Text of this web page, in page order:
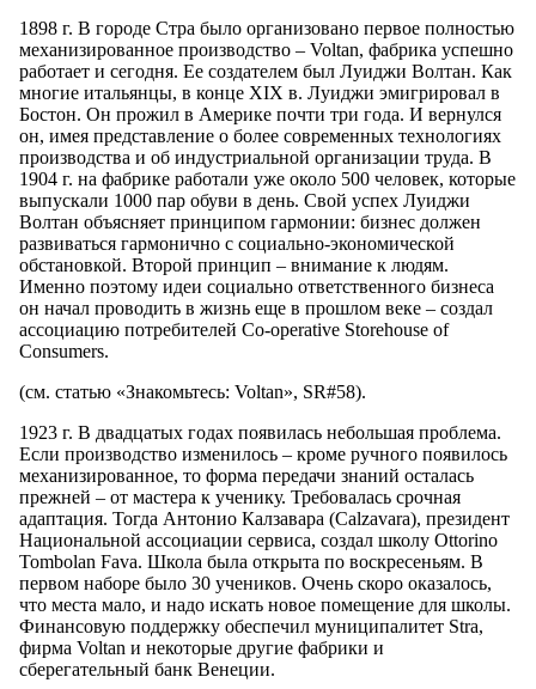
1898 г. В городе Стра было организовано первое полностью
механизированное производство – Voltan, фабрика успешно
работает и сегодня. Ее создателем был Луиджи Волтан. Как
многие итальянцы, в конце XIX в. Луиджи эмигрировал в
Бостон. Он прожил в Америке почти три года. И вернулся
он, имея представление о более современных технологиях
производства и об индустриальной организации труда. В
1904 г. на фабрике работали уже около 500 человек, которые
выпускали 1000 пар обуви в день. Свой успех Луиджи
Волтан объясняет принципом гармонии: бизнес должен
развиваться гармонично с социально-экономической
обстановкой. Второй принцип – внимание к людям.
Именно поэтому идеи социально ответственного бизнеса
он начал проводить в жизнь еще в прошлом веке – создал
ассоциацию потребителей Co-operative Storehouse of
Consumers.
(см. статью «Знакомьтесь: Voltan», SR#58).
1923 г. В двадцатых годах появилась небольшая проблема.
Если производство изменилось – кроме ручного появилось
механизированное, то форма передачи знаний осталась
прежней – от мастера к ученику. Требовалась срочная
адаптация. Тогда Антонио Калзавара (Calzavara), президент
Национальной ассоциации сервиса, создал школу Ottorino
Tombolan Fava. Школа была открыта по воскресеньям. В
первом наборе было 30 учеников. Очень скоро оказалось,
что места мало, и надо искать новое помещение для школы.
Финансовую поддержку обеспечил муниципалитет Stra,
фирма Voltan и некоторые другие фабрики и
сберегательный банк Венеции.